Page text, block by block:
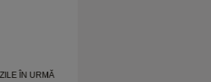
ÎN URMĂ